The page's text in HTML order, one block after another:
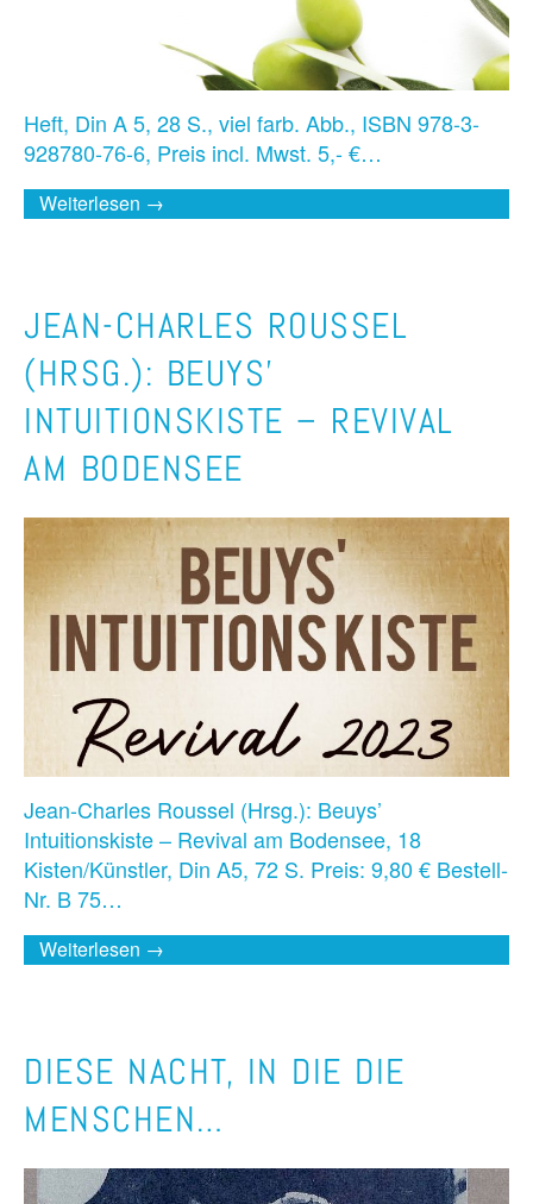
Heft, Din A 5, 28 S., viel farb. Abb., ISBN 978-3-
928780-76-6, Preis incl. Mwst. 5,- €…
Weiterlesen →
JEAN-CHARLES ROUSSEL
(HRSG.): BEUYS’
INTUITIONSKISTE – REVIVAL
AM BODENSEE
Jean-Charles Roussel (Hrsg.): Beuys’
Intuitionskiste – Revival am Bodensee, 18
Kisten/Künstler, Din A5, 72 S. Preis: 9,80 € Bestell-
Nr. B 75…
Weiterlesen →
DIESE NACHT, IN DIE DIE
MENSCHEN…